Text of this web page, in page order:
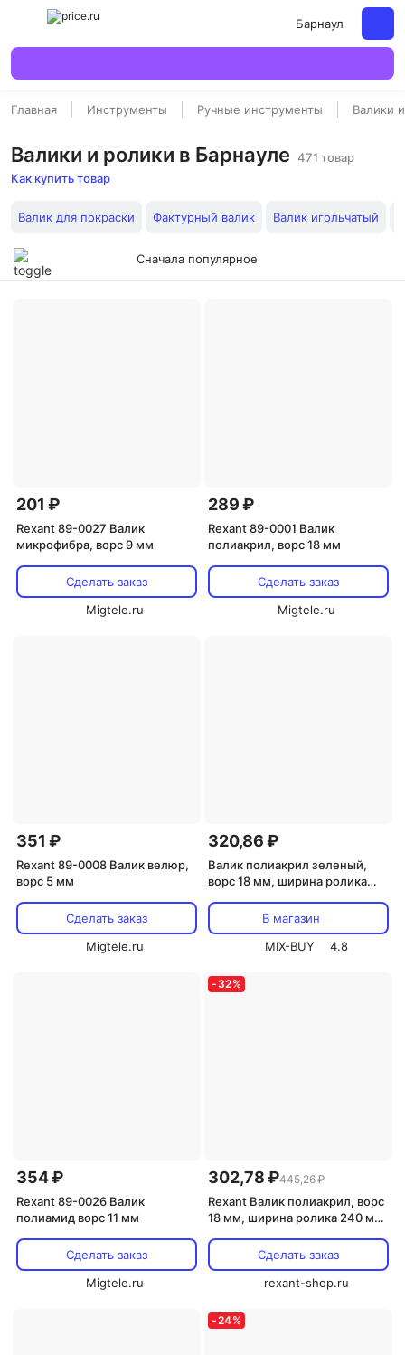
Барнаул
Главная Инструменты Ручные инструменты Валики
Валики и ролики в Барнауле 471 товар
Как купить товар
Валик для покраски Фактурный валик Валик игольчатый
Сначала популярное
201 ₽
Rexant 89-0027 Валик
микрофибра, ворс 9 мм
Сделать заказ
Migtele.ru
289 ₽
Rexant 89-0001 Валик
полиакрил, ворс 18 мм
Сделать заказ
Migtele.ru
351 ₽
Rexant 89-0008 Валик велюр,
ворс 5 мм
Сделать заказ
Migtele.ru
320,86 ₽
Валик полиакрил зеленый,
ворс 18 мм, ширина ролика
серия Мастер REXANT, цена за
1 шт
В магазин
MIX-BUY
4.8
354 ₽
Rexant 89-0026 Валик
полиамид ворс 11 мм
Сделать заказ
Migtele.ru
- 32%
302,78 ₽445,26 ₽
Rexant Валик полиакрил, ворс
18 мм, ширина ролика 240 мм,
Сделать заказ
rexant-shop.ru
-24%